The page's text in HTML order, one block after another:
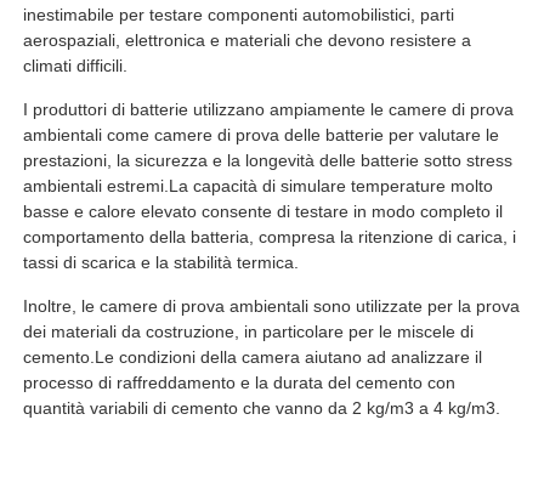
inestimabile per testare componenti automobilistici, parti
aerospaziali, elettronica e materiali che devono resistere a
climati difficili.
I produttori di batterie utilizzano ampiamente le camere di prova
ambientali come camere di prova delle batterie per valutare le
prestazioni, la sicurezza e la longevità delle batterie sotto stress
ambientali estremi.La capacità di simulare temperature molto
basse e calore elevato consente di testare in modo completo il
comportamento della batteria, compresa la ritenzione di carica, i
tassi di scarica e la stabilità termica.
Inoltre, le camere di prova ambientali sono utilizzate per la prova
dei materiali da costruzione, in particolare per le miscele di
cemento.Le condizioni della camera aiutano ad analizzare il
processo di raffreddamento e la durata del cemento con
quantità variabili di cemento che vanno da 2 kg/m3 a 4 kg/m3.